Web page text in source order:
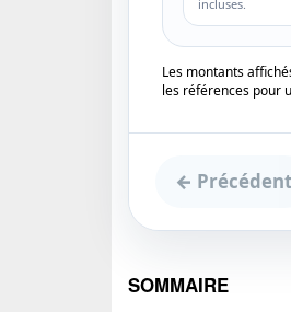
incluses.
Les montants
les références pour
← Précédent
SOMMAIRE